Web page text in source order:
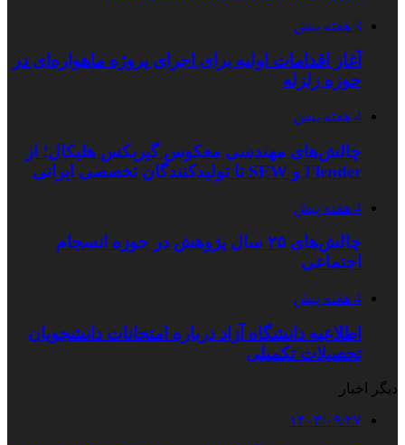
3 هفته پیش
آغاز اقدامات اولیه برای اجرای پروژه ماهواره‌ای در
حوزه زلزله
4 هفته پیش
چالش‌های مهندسی معکوس گیربکس هلیکال؛ از
Flender و SEW تا تولیدکنندگان تخصصی ایرانی
4 هفته پیش
چالش‌های ۲۵ سال پژوهش در حوزه انسجام
اجتماعی
4 هفته پیش
اطلاعیه دانشگاه آزاد درباره امتحانات دانشجویان
تحصیلات تکمیلی
دیگر اخبار
۱۴۰۳/۰۹/۲۷